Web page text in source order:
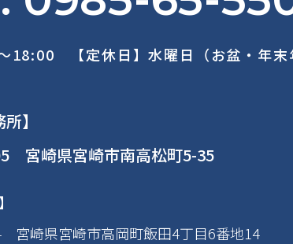
18:00 【定休日】水曜日（お盆・年末
】
宮崎県宮崎市南高松町5-35
宮崎県宮崎市高岡町飯田4丁目6番地14